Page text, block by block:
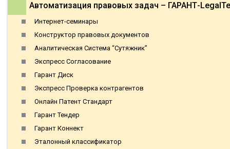
Автоматизация правовых задач – ГАРАНТ-
Интернет-семинары
Конструктор правовых документов
Аналитическая Система “Сутяжник”
Экспресс Согласование
Гарант Диск
Экспресс Проверка контрагентов
Онлайн Патент Стандарт
Гарант Тендер
Гарант Коннект
Эталонный классификатор